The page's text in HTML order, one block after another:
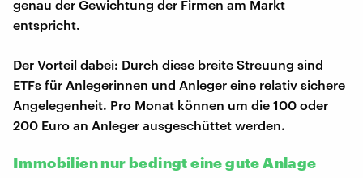
genau der Gewichtung der Firmen am Markt
entspricht.
Der Vorteil dabei: Durch diese breite Streuung sind
ETFs für Anlegerinnen und Anleger eine relativ sichere
Angelegenheit. Pro Monat können um die 100 oder
200 Euro an Anleger ausgeschüttet werden.
Immobilien nur bedingt eine gute Anlage